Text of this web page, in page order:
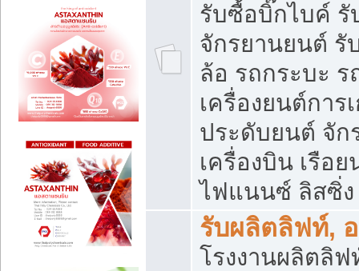
รับซื้อบิ๊กไบค์
จักรยานยนต์ รั
ล้อ รถกระบะ
เครื่องยนต์การ
ประดับยนต์ จัก
เครื่องบิน เรือ
ไฟแนนซ์ ลิสซิ่ง
รับผลิตลิฟท์,
โรงงานผลิตลิ